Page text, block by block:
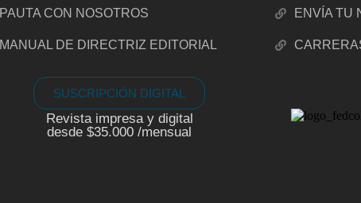
PAUTA CON NOSOTROS
MANUAL DE DIRECTRIZ EDITORIAL
SUSCRIPCIÓN DIGITAL
Revista impresa y digital
desde $35.000 /mensual
ENVÍA TU